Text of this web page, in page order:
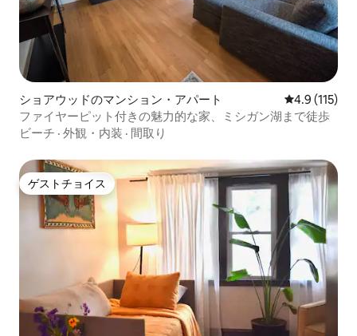
ショアウッドのマンション・アパート レビュー115
4.9 (115)
ファイヤーピット付きの魅力的な家、ミシガン湖まで徒歩
ビーチ · 外観・内装 · 間取り
ゲストチョイス
ゲストチョイス